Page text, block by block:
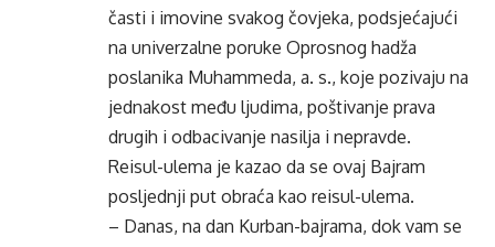
časti i imovine svakog čovjeka, podsjećajući
na univerzalne poruke Oprosnog hadža
poslanika Muhammeda, a. s., koje pozivaju na
jednakost među ljudima, poštivanje prava
drugih i odbacivanje nasilja i nepravde.
Reisul-ulema je kazao da se ovaj Bajram
posljednji put obraća kao reisul-ulema.
– Danas, na dan Kurban-bajrama, dok vam se